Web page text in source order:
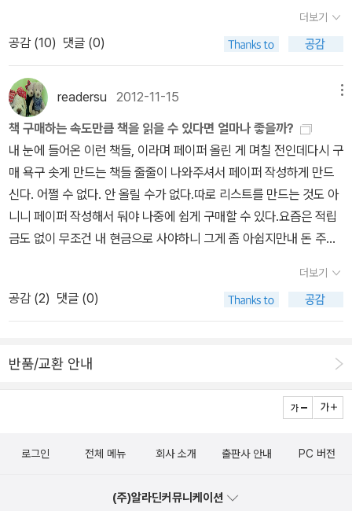
에 대한 해명을 듣지 않아도 충분히 짐작 되고도 남는다. 궁이란 조금
의 기쁨도 느낄 수 없는 곳이란 노궁녀의 말처럼 서태후 역시 궁에 속
한 삶이란 굴레에서 벗어날 수 없었으니, 현대의 시각으로 보자면 서
태후 역시 음행은 커녕, 평생 행복한 삶이 무엇인지조차 느껴보진 못
했으리라. '가장 운 좋은 세대는 동질성을 갖는 세대로서, 한 시대라
는 영역에서 안정적으로 시작해서 끝을 맺는 세대다. 반대로 불운한
세대는 두 시대에 걸쳐 있는 세대다' 라는 리턴 스테리이치의 말로 이
책의 화자인 노궁녀의 삶을 단적으로 표현할 수 있을 것 같다. 그런 면
에서 보자면 서태후의 삶은 행복하진 못했어도 극히 운이 좋은 경우
이긴 했다. 하지만 서태후와 달리 노궁녀는 봉건적인 사고로 현대를
살아가야 했으니, 출궁 이후에 삶 속에서 그녀가 겪어야 했던 고초는
정보들을 얻을 수 있었고, 이 고마움과 기억을 후대가 계속 이어갈 것
련만. 이 책과 같은 기록물이 우리에게서는 만들어지지 못했다는 것
이 이 책을 읽는 내내 마음에 걸렸다. 이제는 바람처럼 소실되어 버린
그 기억과 경험들을 어디서 다시 찾을 수 있을까. 아쉽고 또 아쉬운 일
제 이런 일도 있었지....의 회상이 글의 틀에 맞추어져 앞 뒤가 생기고
청황실의 마지막 궁녀가 직접 들려주는 서태후라는 인물은 사극 속에
서 보던 그녀의 모습과는 사뭇달라 매력적이었으며 녹봉을 받고 살았
던 궁녀들의 일상까지 요목조목 들여다 볼 수 있어 방대한 양에도 불
구하고 꽤 재미나게 읽혀졌다.
탑이요 온 집구석에 소생이 보다만 책들이 이리저리 흩어져 있다. 뭔
가 치료가 필요하다는 소생 나름의 소견이다. 십독법인지 뭔지 시연
을까 두려워서 그러는 건 아니다. 뭐 붙어있어봐야 거추장스럽게 달
랑거리기나할 뿐 아무짝에도 쓸모가 없는 물건이다. 그건 그런데,
그렇다면 마지막이 될지도 모르는 금회 십독법 시연에 동원된 책들을
일일이 한번 불러 모아본다. 독후 혹은 독중 감상이라기 보다는 그
냥 이때는 이런 책을 읽었다는 독서의 기록이다. <모던타임스 1>5
21쪽까지 읽었다. 사람도 물론이지만 책과도 인연이 있는 모양이다.
이책은 사실 수년전에 구입은 했으나 읽지는 않았고 그후 중고로 팔
아먹었던 책인데, 지금 다시 구입해서 읽고 있다. 저자가 거의 전지적
등장 인물들은 뭐, 레닌, 스탈린, 처칠, 루스벨트, 히틀러, 뭐 등등 그
런 사람들이다. 소생이 그 함자(銜字)야 숱하게 들었지만 뭐하나 제
대로 아는 것이 없는 그런 인사들이다. 이 것을 읽다보니 얼마전에 나
‘제2차세계대전’이라는 20권짜리 하드카버 전집이 있었는데 깨알재
읽어본다본다본다본다본다하다가 이제야 읽게되었는데, 소생이 어렴
다. 뭔가 소생과는 쿵짝이 쿵짝쿵짝 잘 맞아떨어지지 않는지 이상하
냥 실화같다. 스티븐 킹의 <11/22/63> 제1권이 번역되어 나왔다. 요
즘 유행하는 과거와 현재를 넘나드는류(?)의 소설인데 역사에 'if'라
는 조건을 붙여 써내려가는 이야기다. 케네디가 암살되지 않았더라면
~ 했을 텐데... 후후. 영화 '태양은 가득히'의 원작이기도 한
퍼트리샤 하이스미스의 미스터 리플리 시리즈가 나왔다. 총 다섯권으
로 번역 될 예정이며 초벌로 세권이 번역되어 나왔다. 원작내용은 잘
모르는데 이기회에 한번 탐독해 봐야겠다. 2주간 미뤄놨더
니 재밌는 작품들이 많이 나왔다. 제임스 조이스의 <피네간의 경야>
와 한국의 조이스 전문가인 김종건 교수의 주해가 달린 <피네간의 경
야 주해>가 나왔다. 원작 분량이 만만치 않다보니 책과 거의 싸움을
해야하는 지경이다. 전세계 네번째로 번역된 국가이기도 하단다. <인
플루엔자>는 하드보일드를 주로쓰는 소설가 한상운의 신작인데 강남
일대에서 벌어지는 좀비 사투극을 주제로 한다. 우리나라에 좀비문학
림의 의미를 대충 알겠구만.. 김형경의 장편소설 <세월>은 2005년
세계의 거장시리즈가 오랜만에 새로 나왔다. 미국의 화가 <에드워드
호퍼>편이 그것이다. 사실 호퍼의 작품은 잘 찾아보지 못했다. 워낙
영화 'PSYCHO'와 관련한 여러 논란들을 소개한다. <예술가여, 무
더보기
공감 (10) 댓글 (0)
readersu 2012-11-15
책 구매하는 속도만큼 책을 읽을 수 있다면 얼마나 좋을까?
내 눈에 들어온 이런 책들, 이라며 페이퍼 올린 게 며칠 전인데다시 구
매 욕구 솟게 만드는 책들 줄줄이 나와주셔서 페이퍼 작성하게 만드
신다. 어쩔 수 없다. 안 올릴 수가 없다.따로 리스트를 만드는 것도 아
니니 페이퍼 작성해서 둬야 나중에 쉽게 구매할 수 있다.요즘은 적립
금도 없이 무조건 내 현금으로 사야하니 그게 좀 아쉽지만내 돈 주고
읽을 수 있다면 얼마나 좋을까? 『엄마, 사라지지 마』, 이 책은 선물
받았다. 나오기 전부터 알고 있는 책이었지만 한쪽 귀로 듣고 다른 한
쪽 귀로 버렸다. 이유는 책을 보는 순간 울어버릴 것 같았기 때문이다.
았는지 내 품으로 들어오고야 말았다. 오늘 선물받은 책을 앞에 두고
한참을 들여다봤다. 분명 넘기자마자 울 것 같아 마음의 준비를 했는
데, 젠장! 제목에서부터 울컥하게 만든다. '엄마 사라지~' 그다음 글
제목체(!)를 누가 디자인했는지 모르겠지만 정말 멋지다. 그리고 마
이 나오는 첫 장을 보는 순간, 아 이럴 줄 알았지ㅠㅠ 나도 모르게 왈
더보기
공감 (2) 댓글 (0)
반품/교환 안내
로그인 전체 메뉴 회사 소개 출판사 안내 PC 버전
(주)알라딘커뮤니케이션